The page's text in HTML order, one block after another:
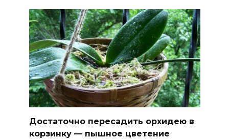
Достаточно пересадить орхидею в
корзинку — пышное цветение